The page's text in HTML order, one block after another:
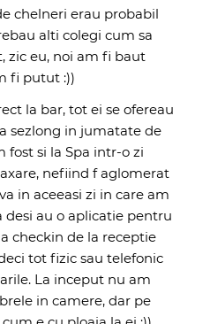
chelneri erau probabil
alti colegi cum sa
zic eu, noi am fi baut
fi putut :))
la bar, tot ei se ofereau
sezlong in jumatate de
fost si la Spa intr-o zi
nefiind f aglomerat
in aceeasi zi in care am
desi au o aplicatie pentru
checkin de la receptie
tot fizic sau telefonic
La inceput nu am
in camere, dar pe